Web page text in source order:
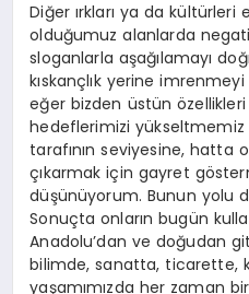
Diğer ırkları ya da kültürleri
olduğumuz alanlarda
sloganlarla aşağılamayı
kıskançlık yerine
eğer bizden üstün
hedeflerimizi yükseltmemiz
tarafının seviyesine, hatta
çıkarmak için gayret
düşünüyorum. Bunun yolu
Sonuçta onların bugün
Anadolu’dan ve doğudan
bilimde, sanatta, ticarette,
yaşamımızda her zaman